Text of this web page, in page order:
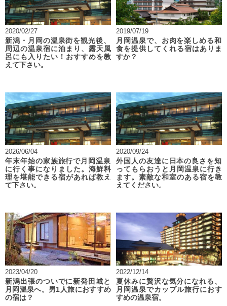
2020/02/27
新潟・月岡の温泉街を観光後、
周辺の温泉宿に泊まり、露天風
呂にも入りたい！おすすめを教
えて下さい。
2019/07/19
月岡温泉で、お肉を楽しめる和
食を提供してくれる宿はありま
すか？
2026/06/04
年末年始の家族旅行で月岡温泉
に行く事になりました。海鮮料
理を堪能できる宿があれば教え
て下さい。
2020/09/24
外国人の友達に日本の良さを知
ってもらおうと月岡温泉に行き
ます。素敵な和室のある宿を教
えてください。
2023/04/20
新潟出張のついでに新発田城と
月岡温泉へ。男1人旅におすすめ
の宿は？
2022/12/14
夏休みに贅沢な気分になれる、
月岡温泉でカップル旅行におす
すめの温泉宿。